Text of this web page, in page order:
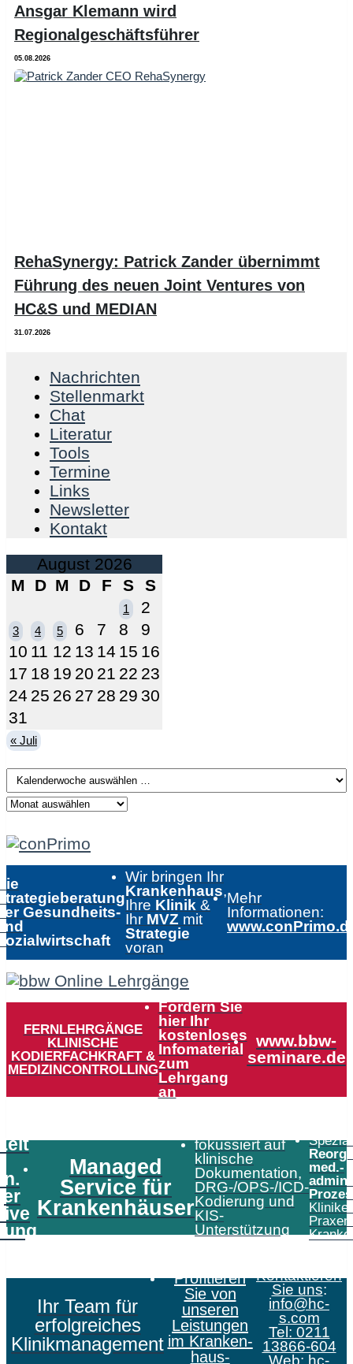
Ansgar Klemann wird
Regionalgeschäftsführer
05.08.2026
RehaSynergy: Patrick Zander übernimmt
Führung des neuen Joint Ventures von
HC&S und MEDIAN
31.07.2026
Nachrichten
Stellenmarkt
Chat
Literatur
Tools
Termine
Links
Newsletter
Kontakt
August 2026
M
D M D F S S
1 2
3 4 5 6 7 8
9
10 11 12 13 14 15 16
17 18 19 20 21 22 23
24 25 26 27 28 29 30
31
« Juli
Gesundheits-
Wir bringen Ihr
Krankenhaus,
Ihre Klinik &
Ihr MVZ mit
Strategie
voran
Mehr
Informationen:
FERNLEHRGÄNGE
KLINISCHE
KODIERFACHKRAFT &
MEDIZINCONTROLLING
Fordern Sie
hier Ihr
kostenloses
Infomaterial
zum
Lehrgang
an
www.bbw-
seminare.de
Managed
Service für
Krankenhäuser
fokussiert auf
klinische
Dokumentation,
DRG-/OPS-/ICD-
Kodierung und
KIS-
Unterstützung
med.-
Ihr Team für
erfolgreiches
Klinikmanagement
Profitieren
Sie von
unseren
Leistungen
im Kranken­
haus­
Kontaktieren
Sie uns:
info@hc-
s.com
Tel: 0211
13866-604
Web: hc-